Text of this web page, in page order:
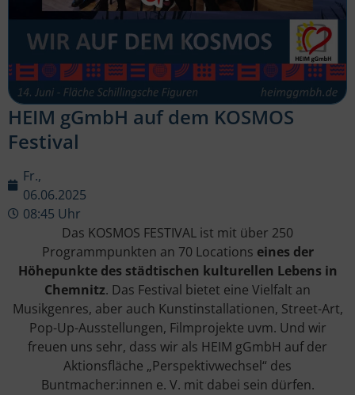
HEIM gGmbH auf dem KOSMOS
Festival
Fr.,
06.06.2025
08:45 Uhr
Das KOSMOS FESTIVAL ist mit über 250
Programmpunkten an 70 Locations eines der
Höhepunkte des städtischen kulturellen Lebens in
Chemnitz. Das Festival bietet eine Vielfalt an
Musikgenres, aber auch Kunstinstallationen, Street-Art,
Pop-Up-Ausstellungen, Filmprojekte uvm. Und wir
freuen uns sehr, dass wir als HEIM gGmbH auf der
Aktionsfläche „Perspektivwechsel“ des
Buntmacher:innen e. V. mit dabei sein dürfen.